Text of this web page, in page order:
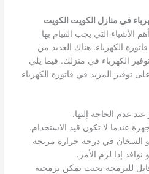
في منازل الكويت الكويت
الأشياء التي يجب القيام بها
الكهرباء. هناك العديد من
الكهرباء في منزلك. فيما يلي
توفير المزيد في فاتورة الكهرباء
عند عدم الحاجة إليها.
عندما لا تكون قيد الاستخدام.
السخان في درجة حرارة مريحة
إذا لزم الأمر.
للبرمجة بحيث يمكن برمجته